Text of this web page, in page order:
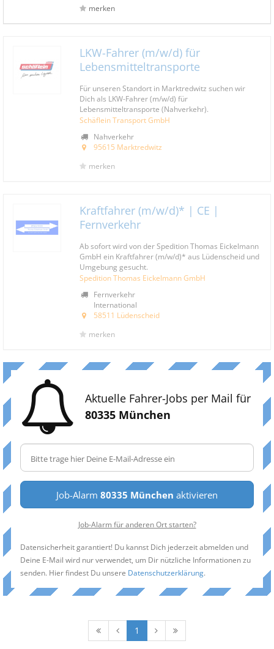
merken
LKW-Fahrer (m/w/d) für
Lebensmitteltransporte
Für unseren Standort in Marktredwitz suchen wir
Dich als LKW-Fahrer (m/w/d) für
Lebensmitteltransporte (Nahverkehr).
Schäflein Transport GmbH
Nahverkehr
95615 Marktredwitz
merken
Kraftfahrer (m/w/d)* | CE |
Fernverkehr
Ab sofort wird von der Spedition Thomas Eickelmann
GmbH ein Kraftfahrer (m/w/d)* aus Lüdenscheid und
Umgebung gesucht.
Spedition Thomas Eickelmann GmbH
Fernverkehr
International
58511 Lüdenscheid
merken
Aktuelle Fahrer-Jobs per Mail für
80335 München
Job-Alarm 80335 München aktivieren
Job-Alarm für anderen Ort starten?
Datensicherheit garantiert! Du kannst Dich jederzeit abmelden und
Deine E-Mail wird nur verwendet, um Dir nützliche Informationen zu
senden. Hier findest Du unsere Datenschutzerklärung.
1